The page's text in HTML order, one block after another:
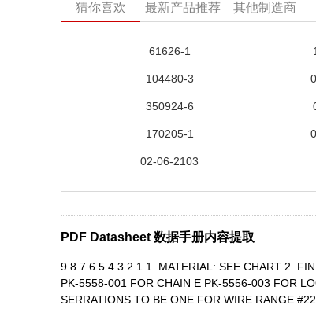
猜你喜欢 最新产品推荐 其他制造商
61626-1
104480-3
350924-6
170205-1
02-06-2103
PDF Datasheet 数据手册内容提取
9 8 7 6 5 4 3 2 1 1. MATERIAL: SEE CHART 2.
PK-5558-001 FOR CHAIN E PK-5556-003 FOR
SERRATIONS TO BE ONE FOR WIRE RANGE